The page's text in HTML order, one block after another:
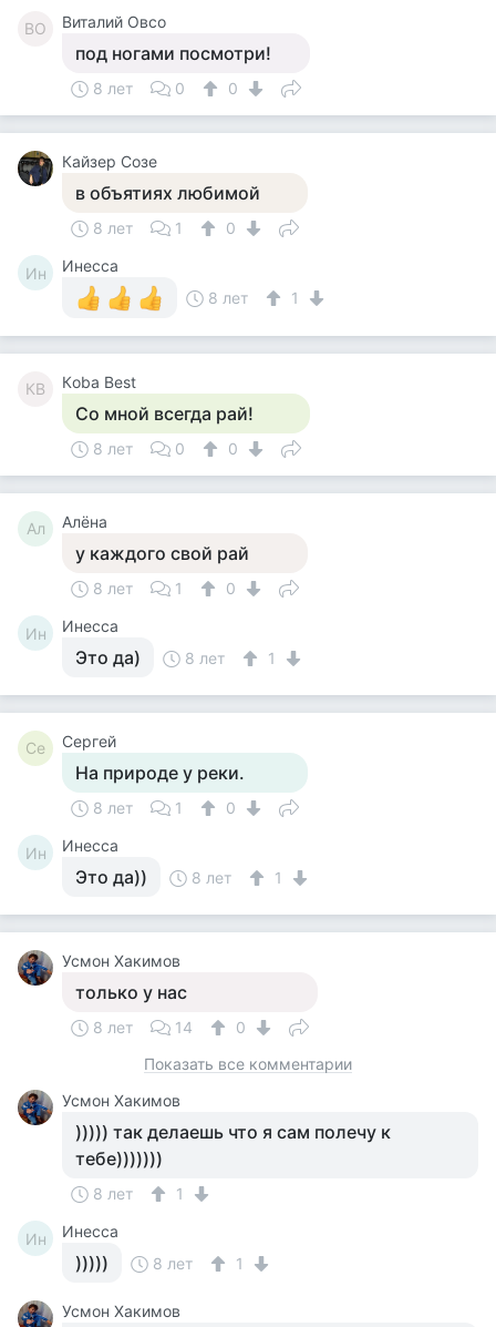
ВО Виталий Овсо
под ногами посмотри!
8 лет 0 0
Кайзер Созе
в объятиях любимой
8 лет 1 0
Ин
Инесса
8 лет
1
КВ Кoba Вest
Со мной всегда рай!
8 лет 0 0
Ал Алёна
у каждого свой рай
8 лет 1 0
Ин Инесса
Это да) 8 лет 1
Се Сергей
На природе у реки.
8 лет 1 0
Ин Инесса
Это да)) 8 лет 1
Усмон Хакимов
только у нас
8 лет 14
0
Показать все комментарии
Усмон Хакимов
))))) так делаешь что я сам полечу к
тебе)))))))
8 лет 1
Ин Инесса
))))) 8 лет 1
Усмон Хакимов